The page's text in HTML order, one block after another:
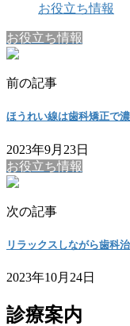
お役立ち情報
お役立ち情報
前の記事
ほうれい線は歯科矯正で
2023年9月23日
お役立ち情報
次の記事
リラックスしながら歯科
2023年10月24日
診療案内